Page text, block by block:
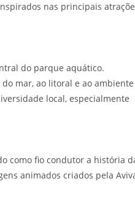
nas principais
do parque aquático.
mar, ao litoral e ao ambiente
local, especialmente
como fio condutor a história
animados criados pela